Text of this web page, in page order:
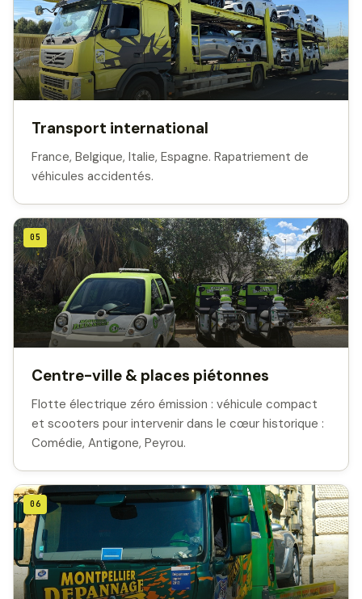
Transport international
France, Belgique, Italie, Espagne. Rapatriement de
véhicules accidentés.
05
Centre-ville & places piétonnes
Flotte électrique zéro émission : véhicule compact
et scooters pour intervenir dans le cœur historique :
Comédie, Antigone, Peyrou.
06